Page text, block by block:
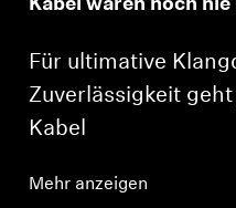
Kabel waren noch
Für ultimative
Zuverlässigkeit
Kabel
Mehr anzeigen